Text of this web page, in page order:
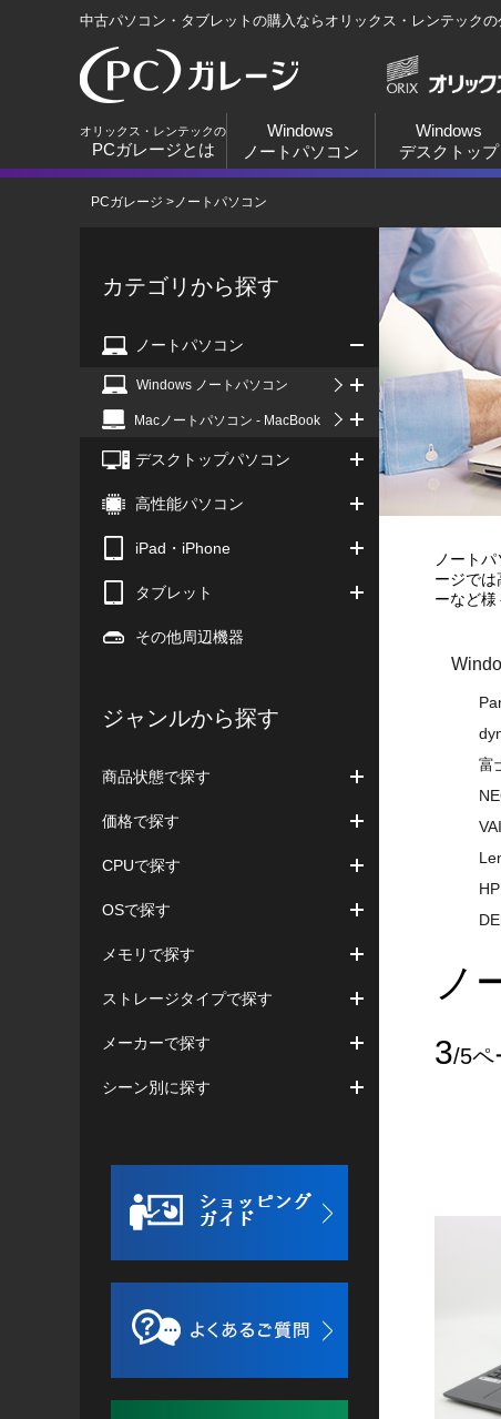
中古パソコン・タブレットの購入ならオリックス・レンテック
オリックス・レンテックの
PCガレージとは
Windows
ノートパソコン
Windows
デスクトップ
PCガレージ >ノートパソコン
ノート
ージで
ーなど様
富
ノ
3/5ペ
カテゴリから探す
ノートパソコン
Windows ノートパソコン
Macノートパソコン - MacBook
デスクトップパソコン
高性能パソコン
iPad・iPhone
タブレット
その他周辺機器
ジャンルから探す
商品状態で探す
価格で探す
CPUで探す
OSで探す
メモリで探す
ストレージタイプで探す
メーカーで探す
シーン別に探す